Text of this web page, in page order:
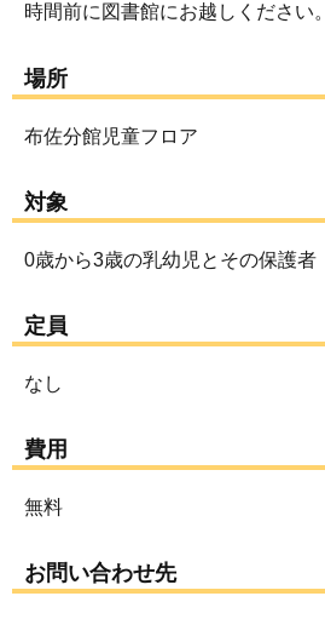
時間前に図書館にお越しください。
場所
布佐分館児童フロア
対象
0歳から3歳の乳幼児とその保護者
定員
なし
費用
無料
お問い合わせ先